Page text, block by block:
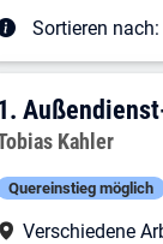
Sortieren nach:
Kahler
Quereinstieg möglich
Arbeitsort:
Verschiedene